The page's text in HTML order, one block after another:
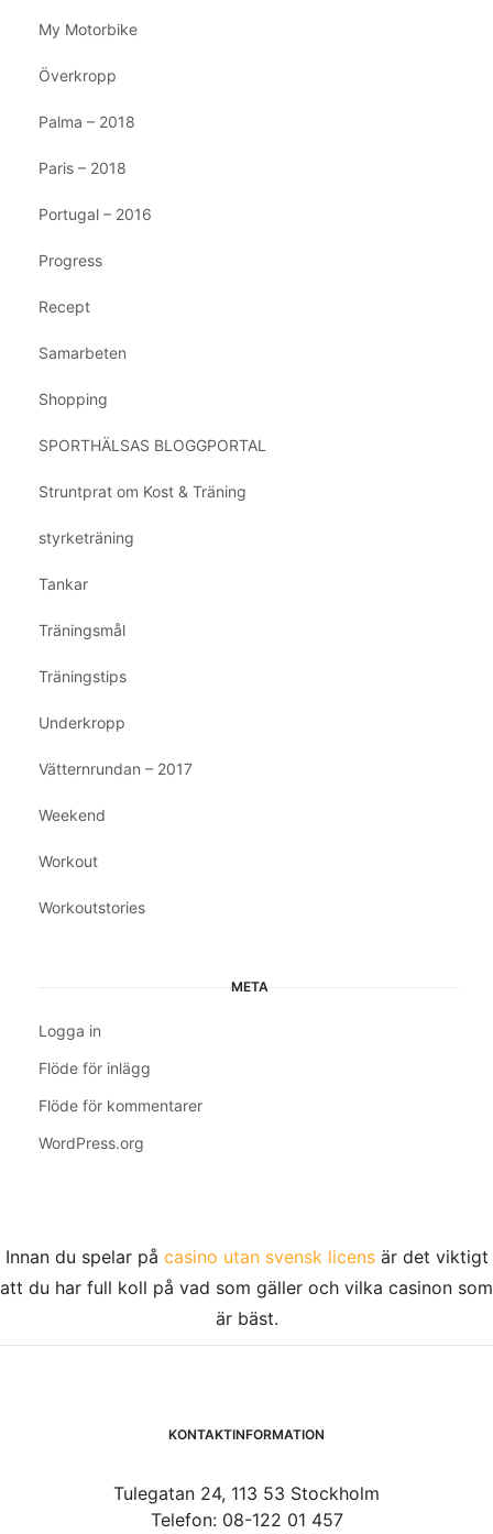
My Motorbike
Överkropp
Palma – 2018
Paris – 2018
Portugal – 2016
Progress
Recept
Samarbeten
Shopping
SPORTHÄLSAS BLOGGPORTAL
Struntprat om Kost & Träning
styrketräning
Tankar
Träningsmål
Träningstips
Underkropp
Vätternrundan – 2017
Weekend
Workout
Workoutstories
META
Logga in
Flöde för inlägg
Flöde för kommentarer
WordPress.org
Innan du spelar på casino utan svensk licensär det viktigt
att du har full koll på vad som gäller och vilka casinon som
är bäst.
KONTAKTINFORMATION
Tulegatan 24, 113 53 Stockholm
Telefon: 08-122 01 457